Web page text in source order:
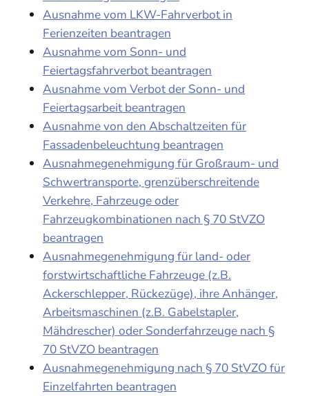
Ausnahme vom LKW-Fahrverbot in
Ferienzeiten beantragen
Ausnahme vom Sonn- und
Feiertagsfahrverbot beantragen
Ausnahme vom Verbot der Sonn- und
Feiertagsarbeit beantragen
Ausnahme von den Abschaltzeiten für
Fassadenbeleuchtung beantragen
Ausnahmegenehmigung für Großraum- und
Schwertransporte, grenzüberschreitende
Verkehre, Fahrzeuge oder
Fahrzeugkombinationen nach § 70 StVZO
beantragen
Ausnahmegenehmigung für land- oder
forstwirtschaftliche Fahrzeuge (z.B.
Ackerschlepper, Rückezüge), ihre Anhänger,
Arbeitsmaschinen (z.B. Gabelstapler,
Mähdrescher) oder Sonderfahrzeuge nach §
70 StVZO beantragen
Ausnahmegenehmigung nach § 70 StVZO für
Einzelfahrten beantragen